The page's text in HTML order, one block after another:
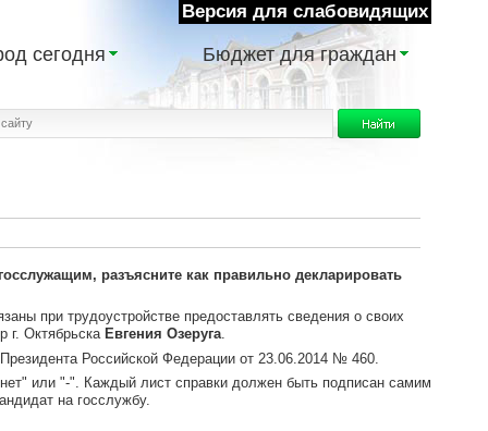
Версия для слабовидящих
сегодня Бюджет для граждан
разъясните как правильно декларировать
при трудоустройстве предоставлять сведения о своих
г. Октябрьска Евгения Озеруга.
Российской Федерации от 23.06.2014 № 460.
или "-". Каждый лист справки должен быть подписан самим
на госслужбу.